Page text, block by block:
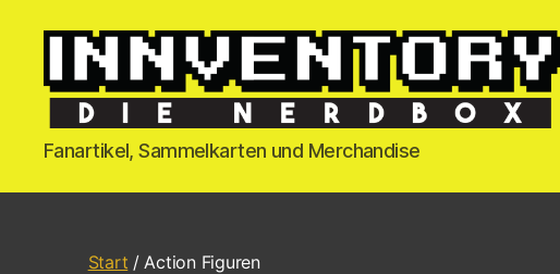
Fanartikel, Sammelkarten und Merchandise
Start / Action Figuren